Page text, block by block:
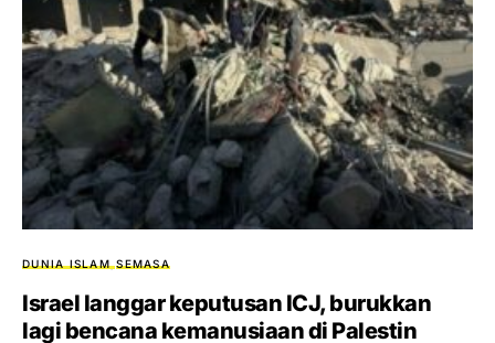
DUNIA ISLAM SEMASA
Israel langgar keputusan ICJ, burukkan
lagi bencana kemanusiaan di Palestin